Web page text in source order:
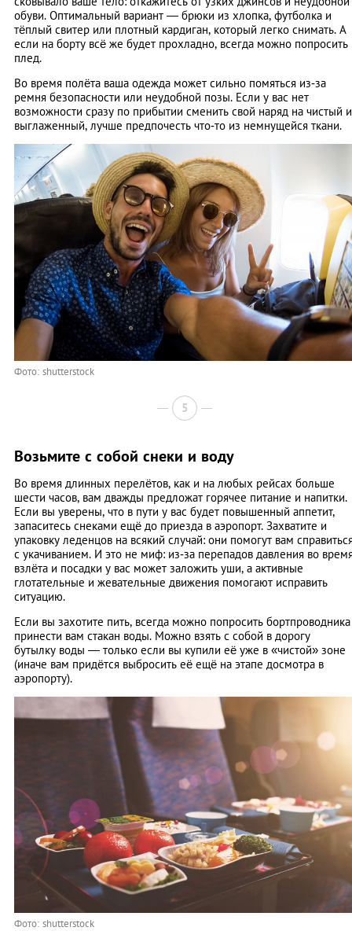
обуви. Оптимальный вариант — брюки из хлопка, футболка и
тёплый свитер или плотный кардиган, который легко снимать. А
если на борту всё же будет прохладно, всегда можно попросить
плед.
Во время полёта ваша одежда может сильно помяться из‑за
ремня безопасности или неудобной позы. Если у вас нет
возможности сразу по прибытии сменить свой наряд на чистый и
выглаженный, лучше предпочесть что‑то из немнущейся ткани.
Фото: shutterstock
5
Возьмите с собой снеки и воду
Во время длинных перелётов, как и на любых рейсах больше
шести часов, вам дважды предложат горячее питание и напитки.
Если вы уверены, что в пути у вас будет повышенный аппетит,
запаситесь снеками ещё до приезда в аэропорт. Захватите и
упаковку леденцов на всякий случай: они помогут вам
с укачиванием. И это не миф: из‑за перепадов давления во
взлёта и посадки у вас может заложить уши, а активные
глотательные и жевательные движения помогают исправить
ситуацию.
Если вы захотите пить, всегда можно попросить бортпроводника
принести вам стакан воды. Можно взять с собой в дорогу
бутылку воды — только если вы купили её уже в «чистой» зоне
(иначе вам придётся выбросить её ещё на этапе досмотра в
аэропорту).
Фото: shutterstock